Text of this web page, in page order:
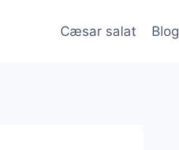
Cæsar salat Blog